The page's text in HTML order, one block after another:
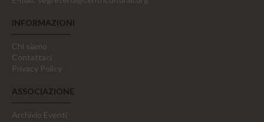
INFORMAZIONI
Chi siamo
Contattaci
Privacy Policy
ASSOCIAZIONE
Archivio Eventi